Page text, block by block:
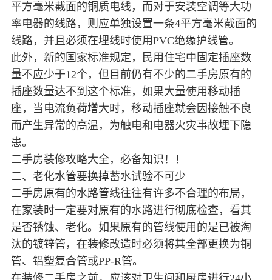
平方毫米截面的铜质电线，而对于安装空调等大功
率电器的线路，则应单独设置一条4平方毫米截面的
线路，并且必须在埋线时使用PVC绝缘护线管。
此外，新的国家标准规定，民用住宅中固定插座数
量不应少于12个，但目前仍有不少的二手房原有的
插座数量达不到这个标准，如果大量使用移动插
座，当电流负荷增大时，移动插座就会因接触不良
而产生异常的高温，为触电和电器火灾事故埋下隐
患。
二手房装修攻略大全，必备知识！！
二、老化水管要换掉蓄水试验不可少
二手房原有的水路管线往往有许多不合理的布局，
在家装时一定要对原有的水路进行彻底检查，看其
是否锈蚀、老化。如果原有的管线使用的是已被淘
汰的镀锌管，在装修改造时必须将其全部更换为铜
管、铝塑复合管或PP-R管。